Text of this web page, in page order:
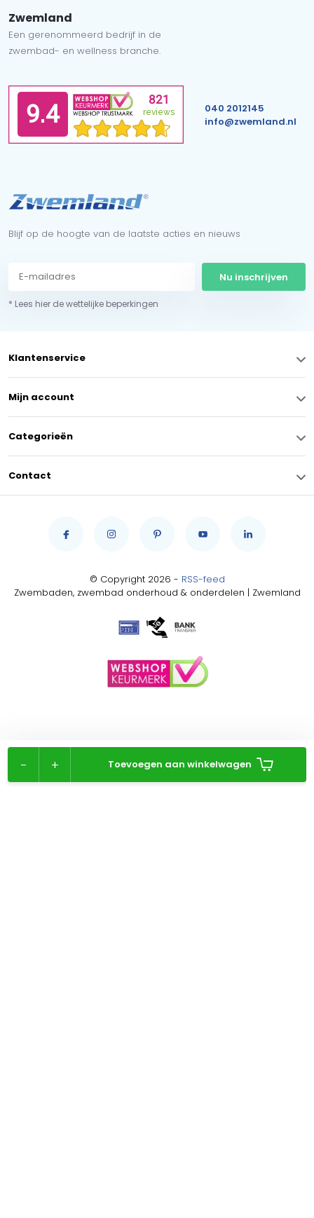
+
- Toevoegen aan winkelwagen
Zwemland
Een gerenommeerd bedrijf in de
zwembad- en wellness branche.
040 2012145
info@zwemland.nl
Blijf op de hoogte van de laatste acties en nieuws
Nu inschrijven
* Lees hier de wettelijke beperkingen
Klantenservice
Mijn account
Categorieën
Contact
© Copyright 2026 - RSS-feed
Zwembaden, zwembad onderhoud & onderdelen | Zwemland